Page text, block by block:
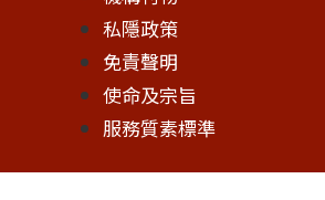
私隱政策
免責聲明
使命及宗旨
服務質素標準